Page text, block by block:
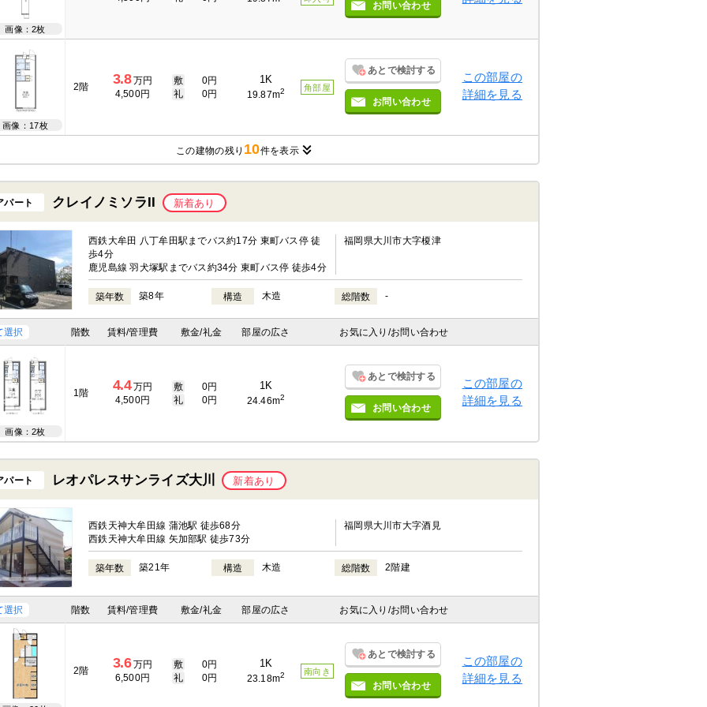
画像：2枚
お問い合わせ
画像：17枚
2階 3.8万円
4,500円
敷
0円
礼
0円
1K
19.87m2 角部屋
あとで検討する
お問い合わせ
この部屋の
詳細を見る
この建物の残り 10件を表示
パート クレイノミソラII 新着あり
西鉄大牟田 八丁牟田駅までバス約17分 東町バス停 徒
歩4分
鹿児島線 羽犬塚駅までバス約34分 東町バス停 徒歩4分
福岡県大川市大字榎津
築年数 築8年 構造 木造 総階数 -
選択 階数 賃料/管理費 敷金/礼金 部屋の広さ お気に入り /お問い合わせ
画像：2枚
1階 4.4万円
4,500円
敷
0円
礼
0円
1K
24.46m2
あとで検討する
お問い合わせ
この部屋の
詳細を見る
パート レオパレスサンライズ大川 新着あり
西鉄天神大牟田線 蒲池駅 徒歩68分
西鉄天神大牟田線 矢加部駅 徒歩73分
福岡県大川市大字酒見
築年数 築21年 構造 木造 総階数 2階建
選択 階数 賃料/管理費 敷金/礼金 部屋の広さ お気に入り /お問い合わせ
2階 3.6万円
6,500円
敷
0円
礼
0円
1K
23.18m2 南向き
あとで検討する
お問い合わせ
この部屋の
詳細を見る